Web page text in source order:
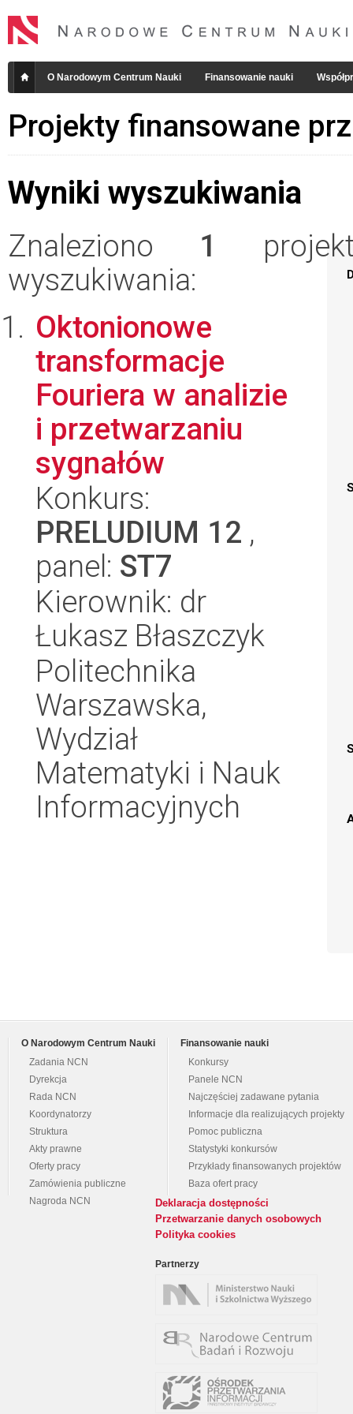
O Narodowym Centrum Nauki Finansowanie nauki
Projekty finansowane
Wyniki wyszukiwania
Znaleziono 1
wyszukiwania:
Oktonionowe
transformacje
Fouriera w analizie
i przetwarzaniu
sygnałów
Konkurs:
PRELUDIUM 12 ,
panel: ST7
Kierownik: dr
Łukasz Błaszczyk
Politechnika
Warszawska,
Wydział
Matematyki i Nauk
Informacyjnych
O Narodowym Centrum Nauki
Zadania NCN
Dyrekcja
Rada NCN
Koordynatorzy
Struktura
Akty prawne
Oferty pracy
Zamówienia publiczne
Nagroda NCN
Finansowanie nauki
Konkursy
Panele NCN
Najczęściej zadawane pytania
Informacje dla realizujących projekty
Pomoc publiczna
Statystyki konkursów
Przykłady finansowanych projektów
Baza ofert pracy
Deklaracja dostępności
Przetwarzanie danych osobowych
Polityka cookies
Partnerzy